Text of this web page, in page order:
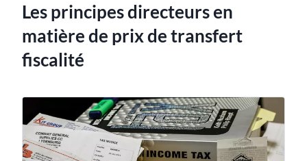
Les principes directeurs en
matière de prix de transfert
fiscalité